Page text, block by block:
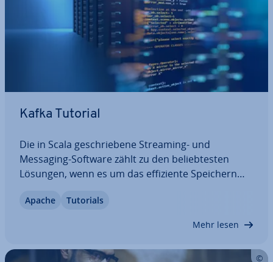
Kafka Tutorial
Die in Scala ge­schrie­be­ne Streaming- und
Messaging-Software zählt zu den be­lieb­tes­ten
Lösungen, wenn es um das ef­fi­zi­en­te Speichern
diesem Kafka-Tutorial erfahren Sie, welche Vor­aus­
Apache Tutorials
Mehr lesen